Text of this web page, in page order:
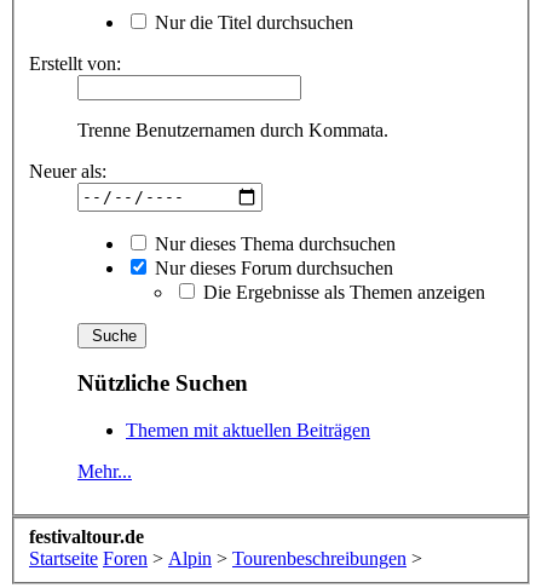
Nur die Titel durchsuchen
Erstellt von:
Trenne Benutzernamen durch Kommata.
Neuer als:
Nur dieses Thema durchsuchen
Nur dieses Forum durchsuchen
Die Ergebnisse als Themen anzeigen
Nützliche Suchen
Themen mit aktuellen Beiträgen
Mehr...
festivaltour.de
Startseite Foren > Alpin > Tourenbeschreibungen >